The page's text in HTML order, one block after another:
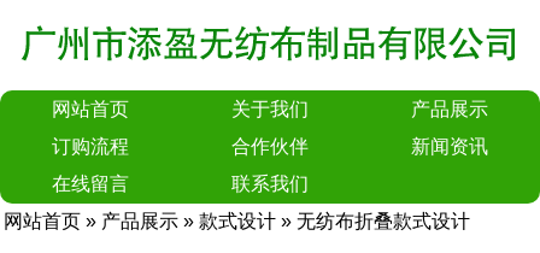
网站首页 关于我们
产品展示
订购流程
合作伙伴
新闻资讯
在线留言
联系我们
网站首页 » 产品展示 » 款式设计 » 无纺布折叠款式设计